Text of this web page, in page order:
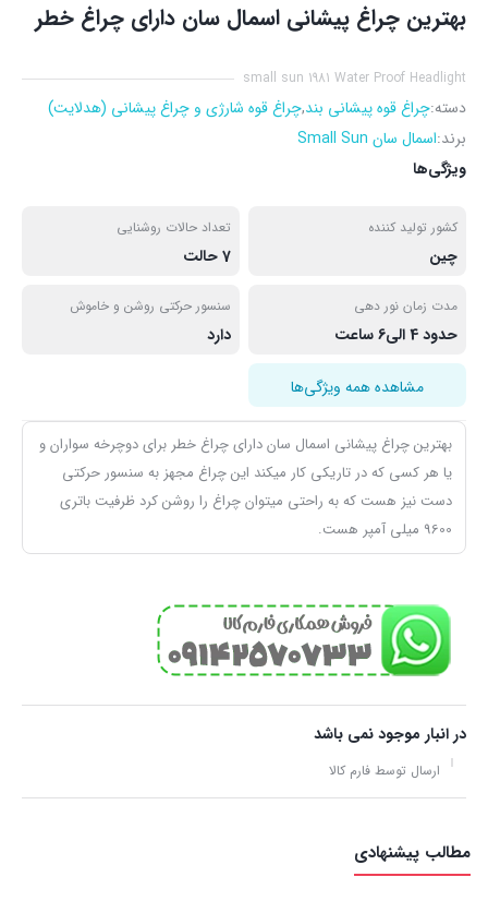
بهترین چراغ پیشانی اسمال سان دارای چراغ خطر
small sun 1981 Water Proof Headlight
دسته: چراغ قوه پیشانی بند,چراغ قوه شارژی و چراغ پیشانی (هدلایت)
برند: اسمال سان Small Sun
ویژگی‌ها
کشور تولید کننده
چین
تعداد حالات روشنایی
7 حالت
مدت زمان نور دهی
حدود 4 الی6 ساعت
سنسور حرکتی روشن و خاموش
دارد
مشاهده همه ویژگی‌ها
بهترین چراغ پیشانی اسمال سان دارای چراغ خطر برای دوچرخه سواران و
یا هر کسی که در تاریکی کار میکند این چراغ مجهز به سنسور حرکتی
دست نیز هست که به راحتی میتوان چراغ را روشن کرد ظرفیت باتری
9600 میلی آمپر هست.
در انبار موجود نمی باشد
ارسال توسط فارم کالا
مطالب پیشنهادی